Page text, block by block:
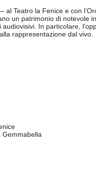
Teatro la Fenice e con
un patrimonio di
In particolare,
rappresentazione dal vivo.
Gemmabella